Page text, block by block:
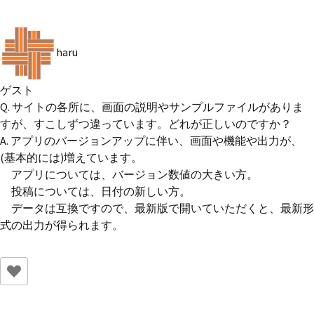
haru
ゲスト
Q. サイトの各所に、画面の説明やサンプルファイルがありま
すが、すこしずつ違っています。どれが正しいのですか？
A. アプリのバージョンアップに伴い、画面や機能や出力が、
(基本的には)増えています。
アプリについては、バージョン数値の大きい方。
投稿については、日付の新しい方。
データは互換ですので、最新版で開いていただくと、最新形
式の出力が得られます。